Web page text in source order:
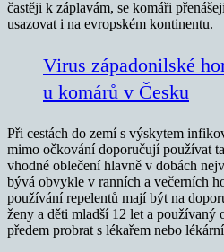
častěji k záplavám, se komáři
usazovat i na evropském kontinentu.
Virus západonilské
u komárů v Česku
Při cestách do zemí s výskytem
mimo očkování doporučují používat
vhodné oblečení hlavně v dobách
bývá obvykle v ranních a večerních
používání repelentů mají být na
ženy a děti mladší 12 let a používaný
předem probrat s lékařem nebo